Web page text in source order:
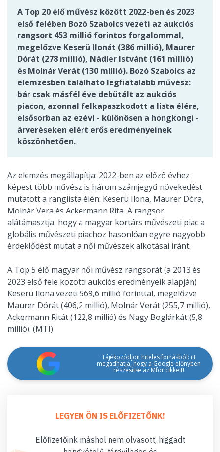
A Top 20 élő művész között 2022-ben és 2023
első felében Bozó Szabolcs vezeti az aukciós
rangsort 453 millió forintos forgalommal,
megelőzve Keserü Ilonát (386 millió), Maurer
Dórát (278 millió), Nádler Istvánt (161 millió)
és Molnár Verát (130 millió). Bozó Szabolcs az
elemzésben található legfiatalabb művész:
bár csak másfél éve debütált az aukciós
piacon, azonnal felkapaszkodott a lista élére,
elsősorban az ezévi - különösen a hongkongi -
árveréseken elért erős eredményeinek
köszönhetően.
Az elemzés megállapítja: 2022-ben az előző évhez
képest több művész is három számjegyű növekedést
mutatott a ranglista élén: Keserü Ilona, Maurer Dóra,
Molnár Vera és Ackermann Rita. A rangsor
alátámasztja, hogy a magyar kortárs művészeti piac a
globális művészeti piachoz hasonlóan egyre nagyobb
érdeklődést mutat a női művészek alkotásai iránt.
A Top 5 élő magyar női művész rangsorát (a 2013 és
2023 első fele közötti aukciós eredményeik alapján)
Keserü Ilona vezeti 569,6 millió forinttal, megelőzve
Maurer Dórát (406,2 millió), Molnár Verát (255,7 millió),
Ackermann Ritát (122,8 millió) és Nagy Boglárkát (5,8
millió). (MTI)
Tájékozódjon hiteles forrásból: itt
megadhatja, hogy a Google előnyben
részesítse az Mfor cikkeit!
LEGYEN ÖN IS ELŐFIZETŐNK!
Előfizetőink máshol nem olvasott, higgadt